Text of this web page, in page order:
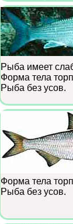
Рыба имеет
Форма тела
Рыба без усов.
Форма тела
Рыба без усов.